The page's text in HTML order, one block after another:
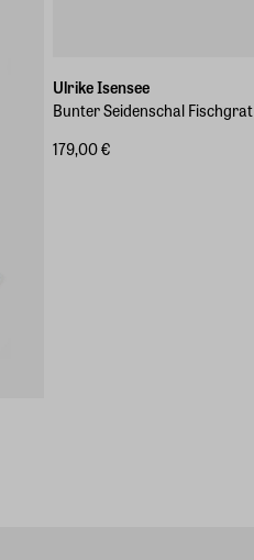
Ulrike Isensee
Bunter Seidenschal Fischgrat
179,00 €